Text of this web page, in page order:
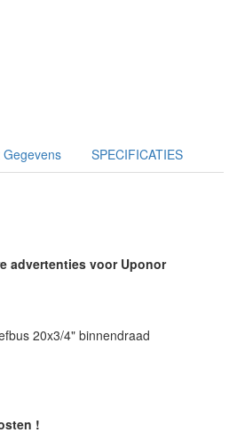
Gegevens SPECIFICATIES
advertenties voor Uponor
20x3/4" binnendraad
!